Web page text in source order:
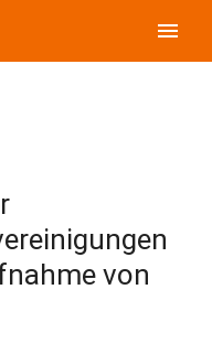
menu
von